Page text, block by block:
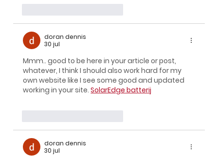
doran dennis
30 jul
Mmm.. good to be here in your article or post,
whatever, I think I should also work hard for my
own website like I see some good and updated
working in your site. SolarEdge batterij
doran dennis
30 jul